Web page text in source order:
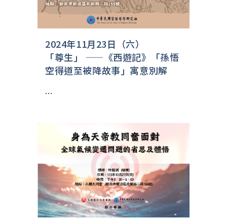
2024年11月23日（六）
「尊生」 ——《西遊記》「孫悟
空得道至被降故事」寓意別解
...